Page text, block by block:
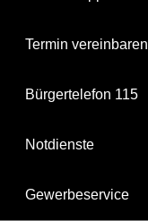
Termin vereinbaren
Bürgertelefon 115
Notdienste
Gewerbeservice